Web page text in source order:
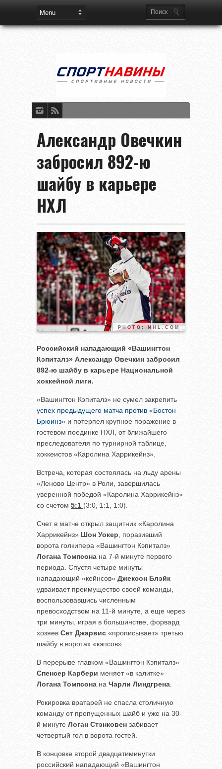
Александр Овечкин
забросил 892-ю
шайбу в карьере
НХЛ
PHOTO: NHL.COM
Российский нападающий «Вашингтон
Кэпиталз» Александр Овечкин забросил
892-ю шайбу в карьере Национальной
хоккейной лиги.
«Вашингтон Кэпиталз» не сумел закрепить
успех предыдущего матча против «Бостон
Брюинз» и потерпел крупное поражение в
гостевом поединке НХЛ, от ближайшего
преследователя по турнирной таблице,
хоккеистов «Каролина Харрикейнз».
Встреча, которая состоялась на льду арены
«Леново Центр» в Роли, завершилась
уверенной победой «Каролина Харрикейнз»
со счетом 5:1 (3:0, 1:1, 1:0).
Счет в матче открыл защитник «Каролина
Харрикейнз» Шон Уокер, поразивший
ворота голкипера «Вашингтон Кэпиталз»
Логана Томпсона на 7-й минуте первого
периода. Спустя четыре минуты
нападающий «кейнсов» Джексон Блэйк
удваивает преимущество своей команды,
воспользовавшись численным
превосходством на 11-й минуте, а еще через
три минуты, играя в большинстве, форвард
хозяев Сет Джарвис «прописывает» третью
шайбу в воротах «кэпсов».
В перерыве главком «Вашингтон Кэпиталз»
Спенсер Карбери меняет «в калитке»
Логана Томпсона на Чарли Линдгрена.
Рокировка вратарей не спасла столичную
команду от пропущенных шайб и уже на 30-
й минуте Логан Стэнковен забивает
четвертый гол в ворота гостей.
В концовке второй двадцатиминутки
российский нападающий «Вашингтон